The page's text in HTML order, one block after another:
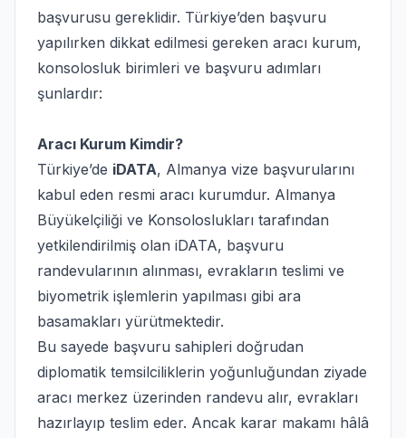
başvurusu gereklidir. Türkiye’den başvuru
yapılırken dikkat edilmesi gereken aracı kurum,
konsolosluk birimleri ve başvuru adımları
şunlardır:
Aracı Kurum Kimdir?
Türkiye’de iDATA, Almanya vize başvurularını
kabul eden resmi aracı kurumdur. Almanya
Büyükelçiliği ve Konsoloslukları tarafından
yetkilendirilmiş olan iDATA, başvuru
randevularının alınması, evrakların teslimi ve
biyometrik işlemlerin yapılması gibi ara
basamakları yürütmektedir.
Bu sayede başvuru sahipleri doğrudan
diplomatik temsilciliklerin yoğunluğundan ziyade
aracı merkez üzerinden randevu alır, evrakları
hazırlayıp teslim eder. Ancak karar makamı hâlâ